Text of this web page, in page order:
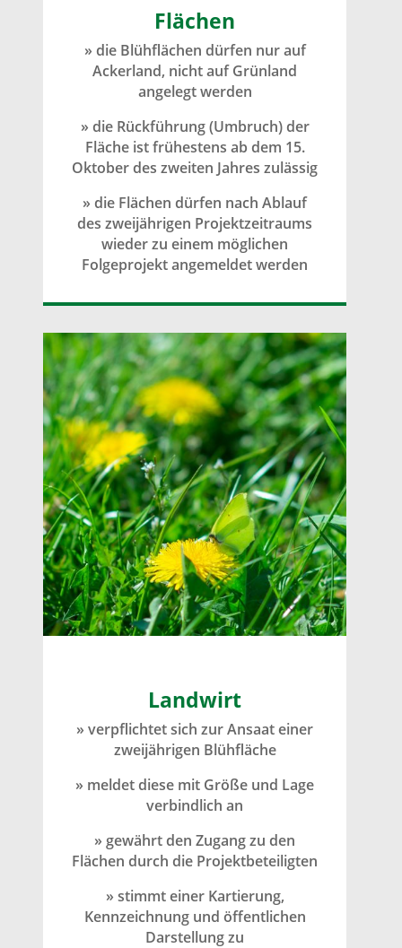
Flächen
» die Blühflächen dürfen nur auf
Ackerland, nicht auf Grünland
angelegt werden
» die Rückführung (Umbruch) der
Fläche ist frühestens ab dem 15.
Oktober des zweiten Jahres zulässig
» die Flächen dürfen nach Ablauf
des zweijährigen Projektzeitraums
wieder zu einem möglichen
Folgeprojekt angemeldet werden
Landwirt
» verpflichtet sich zur Ansaat einer
zweijährigen Blühfläche
» meldet diese mit Größe und Lage
verbindlich an
» gewährt den Zugang zu den
Flächen durch die Projektbeteiligten
» stimmt einer Kartierung,
Kennzeichnung und öffentlichen
Darstellung zu